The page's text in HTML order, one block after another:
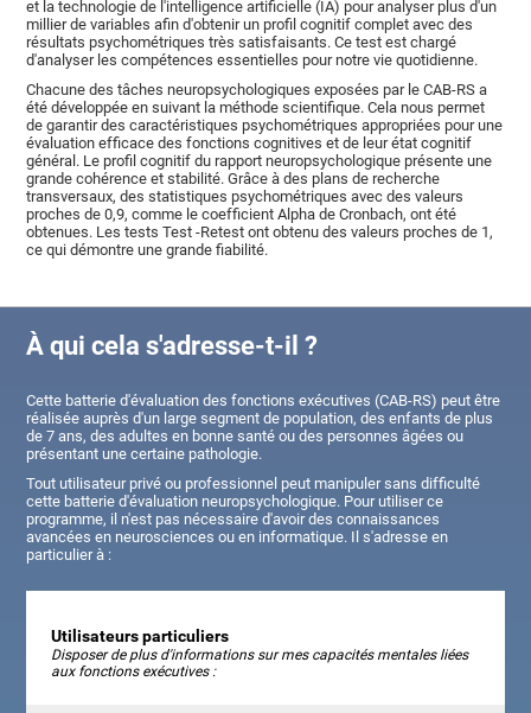
et la technologie de l'intelligence artificielle (IA) pour analyser plus d'un
millier de variables afin d'obtenir un profil cognitif complet avec des
résultats psychométriques très satisfaisants. Ce test est chargé
d'analyser les compétences essentielles pour notre vie quotidienne.
Chacune des tâches neuropsychologiques exposées par le CAB-RS a
été développée en suivant la méthode scientifique. Cela nous permet
de garantir des caractéristiques psychométriques appropriées pour une
évaluation efficace des fonctions cognitives et de leur état cognitif
général. Le profil cognitif du rapport neuropsychologique présente une
grande cohérence et stabilité. Grâce à des plans de recherche
transversaux, des statistiques psychométriques avec des valeurs
proches de 0,9, comme le coefficient Alpha de Cronbach, ont été
obtenues. Les tests Test -Retest ont obtenu des valeurs proches de 1,
ce qui démontre une grande fiabilité.
À qui cela s'adresse-t-il ?
Cette batterie d'évaluation des fonctions exécutives (CAB-RS) peut être
réalisée auprès d'un large segment de population, desenfants de plus
de 7 ans, des adultes en bonne santé ou des personnes âgées ou
présentant une certaine pathologie.
Tout utilisateur privé ou professionnel peut manipuler sans difficulté
cette batterie d'évaluation neuropsychologique. Pour utiliser ce
programme, il n'est pas nécessaire d'avoir des connaissances
avancées en neurosciences ou en informatique. Il s'adresse en
particulier à :
Utilisateurs particuliers
Disposer de plus d'informations sur mes capacités mentales liées
aux fonctions exécutives :